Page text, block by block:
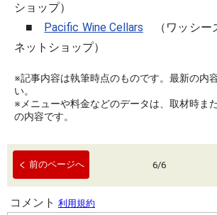
ショップ）
■ Pacific Wine Cellars （ワッシー
ネットショップ）
※記事内容は執筆時点のものです。最新の内
い。
※メニューや料金などのデータは、取材時ま
の内容です。
前のページへ 6/6